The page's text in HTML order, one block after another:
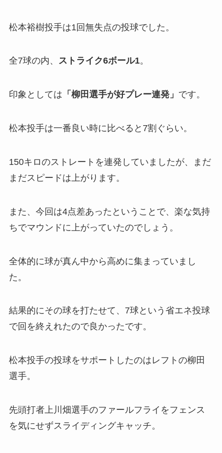
松本裕樹投手は1回無失点の投球でした。
全7球の内、 ストライク6ボール1。
印象としては 「 柳田 選手が好プレー連発」 です。
松本投手は一番良い時に比べると7割ぐらい。
150キロのストレートを連発していましたが、まだ
まだスピードは上がります。
また、今回は4点差あったということで、楽な気持
ちでマウンドに上がっていたのでしょう。
全体的に球が真ん中から高めに集まっていまし
た。
結果的にその球を打たせて、7球という省エネ投球
で回を終えれたので良かったです。
松本投手の投球をサポートしたのはレフトの柳田
選手。
先頭打者上川畑選手のファールフライをフェンス
を気にせずスライディングキャッチ。